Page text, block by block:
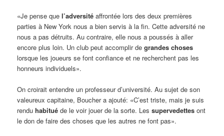
«Je pense quel’adversité affrontée lors des deux premières
parties à New York nous a bien servis à la fin. Cette adversité ne
nous a pas détruits. Au contraire, elle nous a poussés à aller
encore plus loin. Un club peut accomplir degrandes choses
lorsque les joueurs se font confiance et ne recherchent pas les
honneurs individuels».
On croirait entendre un professeur d’université. Au sujet de son
valeureux capitaine, Boucher a ajouté: «C’est triste, mais je suis
renduhabitué de le voir jouer de la sorte. Lessupervedettes ont
le don de faire des choses que les autres ne font pas».